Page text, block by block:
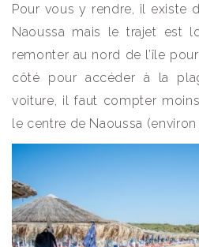
Pour vous y rendre, il existe
Naoussa mais le trajet est
remonter au nord de l’île
côté pour accéder à la
voiture, il faut compter
le centre de Naoussa (environ